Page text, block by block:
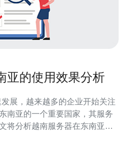
亚的使用效果分析
南亚的一个重要国家，其服务
将分析越南服务器在东南亚的